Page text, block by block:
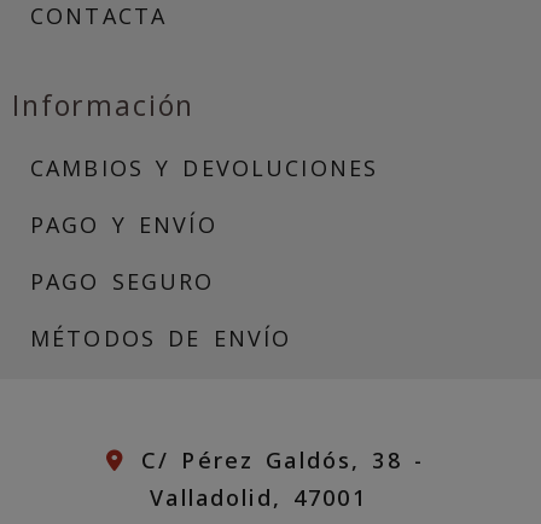
CONTACTA
Información
CAMBIOS Y DEVOLUCIONES
PAGO Y ENVÍO
PAGO SEGURO
MÉTODOS DE ENVÍO
C/ Pérez Galdós, 38 -
Valladolid, 47001